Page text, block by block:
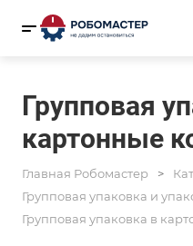
Групповая
картонные
Главная Робомастер
Групповая упаковка и
Групповая упаковка в